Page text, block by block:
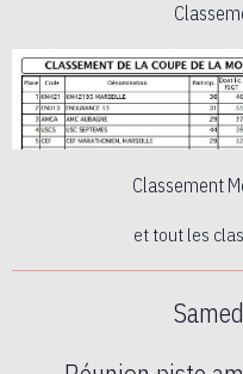
Classement
et tout les